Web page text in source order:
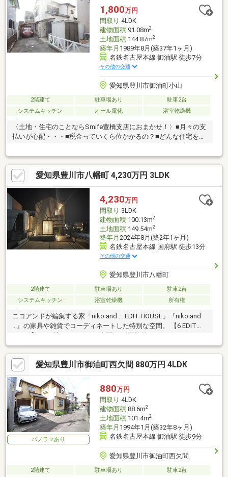
店 徒歩約1分・くすのき公園 徒歩約8分・豊川八幡郵便局 徒
歩約10分▼△▼住宅ローンのご相談や現地内覧のご予約等、いつ
でも承っております♪▼△▼
1,800万円
間取り 4LDK
建物面積91.08m2
土地面積144.87m2
築年月 1989年8月(築37年1ヶ月)
名鉄名古屋本線 御油駅 徒歩7分
その他の交通
愛知県豊川市御油町小山
2階建て 駐車場あり
駐車2台
システムキッチン
オール電化 浴室乾燥機
〈土地・住宅のことならSmife豊橋支店におまかせ！〉■月々の支
払いが心配・・・■税金っていくら位かかるの？■どんな住宅を選
べばいいかわからない・・・etcお話ししづらい価格交渉等も含
め、何でもSmife豊橋支店にご相談ください！不安な住宅探し
を、しっかりとサポートいたします！！近隣に便利な施設盛りだ
くさん♪豊川市御油町に敷地約13坪 近隣商業施設は徒歩圏内に
多数あります。約27坪 2階建て4LDKお車は2台駐車可能内装はす
べて新品です♪御油小学校まで徒歩約17分(約1320m)西部中学校ま
で徒歩約20分(約1530m)お気軽にお問合せください。
愛知県豊川市八幡町 4,230万円 3LDK
4,230万円
間取り 3LDK
建物面積100.13m2
土地面積149.54m2
築年月 2024年8月(築2年1ヶ月)
名鉄名古屋本線 国府駅 徒歩13分
その他の交通
愛知県豊川市八幡町
2階建て 駐車場あり
駐車2台
システムキッチン
浴室乾燥機 所有権
ニコアンドが編集する家「niko and ... EDIT HOUSE」『niko and
...』の家具や雑貨でコーディネートした特別な空間。 【6 EDIT
03 ファッションをもっと楽しく 04 好きなことに夢中になれ
る 05 グリーンはたっぷりと 06 ワクワクする余白をわすれず
に欲張りに楽しめる遊び心のある住まいをコンセプトに。
愛知県豊川市御油町西欠間 880万円 4LDK
パノラマあり
880万円
間取り 4LDK
建物面積88.6m2
土地面積101.4m2
築年月 1994年1月(築32年8ヶ月)
名鉄名古屋本線 御油駅 徒歩9分
愛知県豊川市御油町西欠間
2階建て 駐車場あり
駐車2台